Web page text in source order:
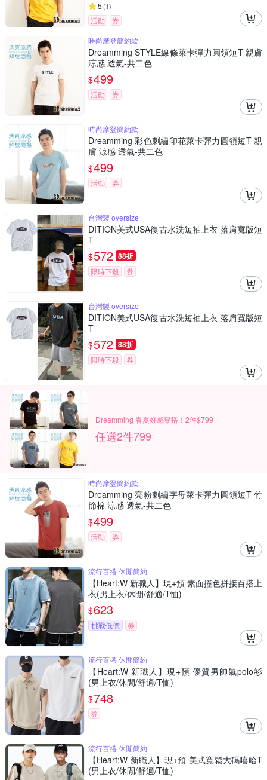
5 (1)
活動
券
時尚摩登簡約款
Dreamming STYLE線條萊卡彈力圓領短T 親膚
涼感 透氣-共二色
$499
活動 券
時尚摩登簡約款
Dreamming 彩色刺繡印花萊卡彈力圓領短T 親
膚 涼感 透氣-共二色
$499
活動 券
台灣製 oversize
DITION美式USA復古水洗短袖上衣 落肩寬版短
T
$572 88折
限時下殺 券
台灣製 oversize
DITION美式USA復古水洗短袖上衣 落肩寬版短
T
$572 88折
限時下殺 券
Dreamming 春夏好感穿搭！2件$799
任選2件799
時尚摩登簡約款
Dreamming 亮粉刺繡字母萊卡彈力圓領短T 竹
節棉 涼感 透氣-共二色
$499
活動 券
流行百搭 休閒簡約
【Heart:W 新職人】現+預 素面撞色拼接百搭上
衣(男上衣/休閒/舒適/T恤)
$623
挑戰低價 券
流行百搭 休閒簡約
【Heart:W 新職人】現+預 優質男帥氣polo衫
(男上衣/休閒/舒適/T恤)
$748
券
流行百搭 休閒簡約
【Heart:W 新職人】現+預 美式寬鬆大碼嘻哈T
(男上衣/休閒/舒適/T恤)